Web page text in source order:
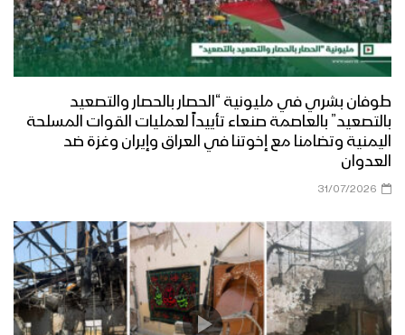
طوفان بشري في مليونية “الحصار بالحصار والتصعيد
بالتصعيد” بالعاصمة صنعاء تأييداً لعمليات القوات المسلحة
اليمنية وتضامنا مع إخوتنا في العراق وإيران وغزة ضد
العدوان
31/07/2026